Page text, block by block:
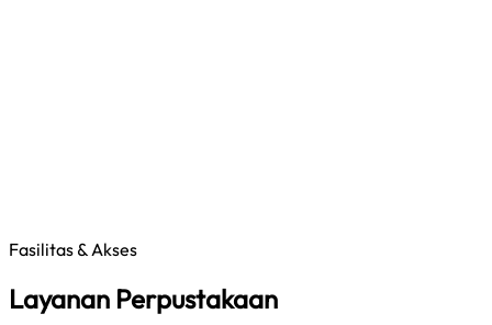
Fasilitas & Akses
Layanan Perpustakaan